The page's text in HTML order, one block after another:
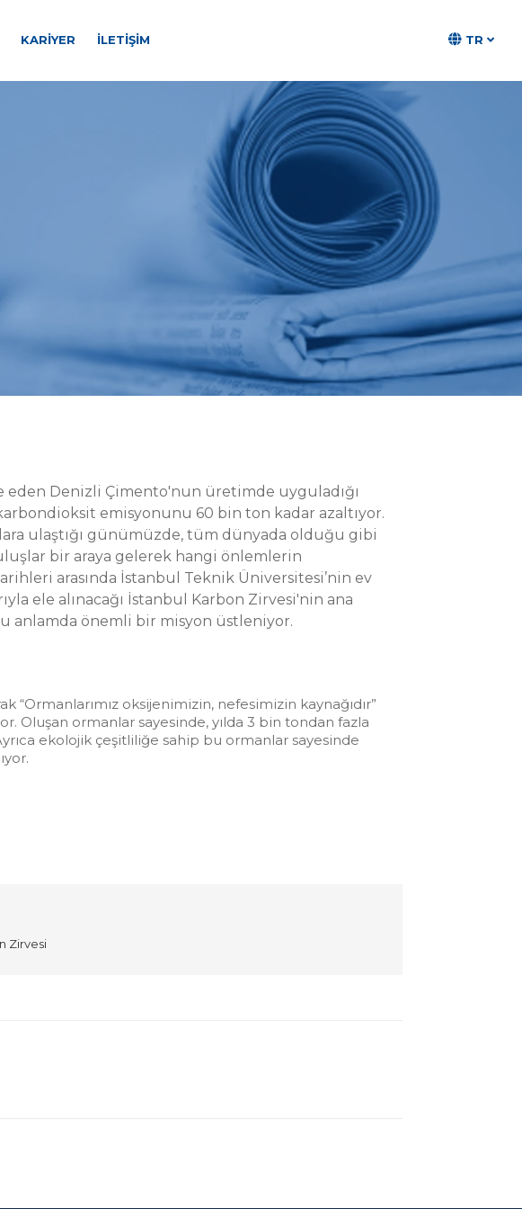
KARIYER İLETIŞIM TR
eden Denizli Çimento'nun üretimde uyguladığı
emisyonunu 60 bin ton kadar azaltıyor.
ulaştığı günümüzde, tüm dünyada olduğu gibi
bir araya gelerek hangi önlemlerin
arasında İstanbul Teknik Üniversitesi’nin ev
ele alınacağı İstanbul Karbon Zirvesi'nin ana
anlamda önemli bir misyon üstleniyor.
“Ormanlarımız oksijenimizin, nefesimizin kaynağıdır”
Oluşan ormanlar sayesinde, yılda 3 bin tondan fazla
ekolojik çeşitliliğe sahip bu ormanlar sayesinde
Zirvesi